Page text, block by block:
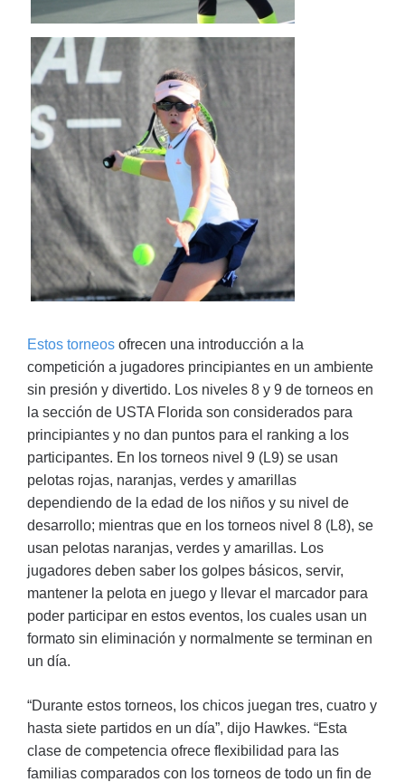
Estos torneos ofrecen una introducción a la
competición a jugadores principiantes en un ambiente
sin presión y divertido. Los niveles 8 y 9 de torneos en
la sección de USTA Florida son considerados para
principiantes y no dan puntos para el ranking a los
participantes. En los torneos nivel 9 (L9) se usan
pelotas rojas, naranjas, verdes y amarillas
dependiendo de la edad de los niños y su nivel de
desarrollo; mientras que en los torneos nivel 8 (L8), se
usan pelotas naranjas, verdes y amarillas. Los
jugadores deben saber los golpes básicos, servir,
mantener la pelota en juego y llevar el marcador para
poder participar en estos eventos, los cuales usan un
formato sin eliminación y normalmente se terminan en
un día.
“Durante estos torneos, los chicos juegan tres, cuatro y
hasta siete partidos en un día”, dijo Hawkes. “Esta
clase de competencia ofrece flexibilidad para las
familias comparados con los torneos de todo un fin de